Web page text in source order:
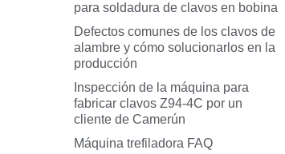
para soldadura de clavos en bobina
Defectos comunes de los clavos de
alambre y cómo solucionarlos en la
producción
Inspección de la máquina para
fabricar clavos Z94-4C por un
cliente de Camerún
Máquina trefiladora FAQ